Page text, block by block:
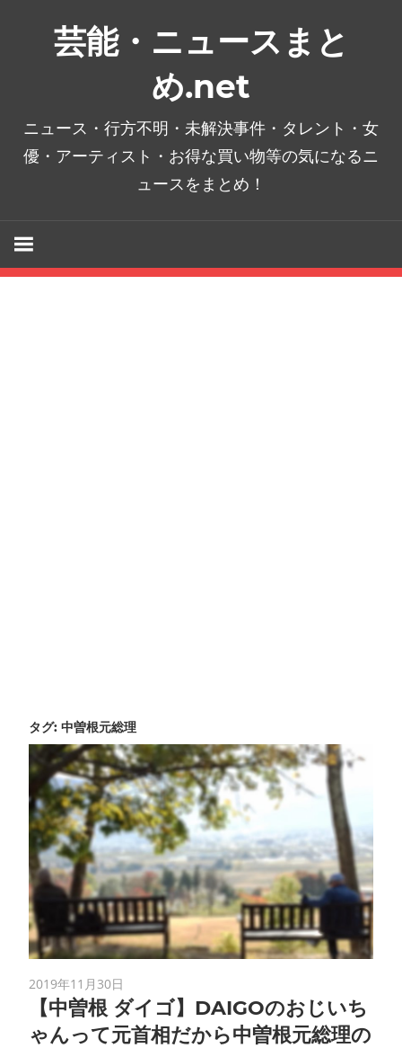
芸能・ニュースまと
め.net
ニュース・行方不明・未解決事件・タレント・女
優・アーティスト・お得な買い物等の気になるニ
ュースをまとめ！
タグ: 中曽根元総理
2019年11月30日
【中曽根 ダイゴ】DAIGOのおじいち
ゃんって元首相だから中曽根元総理の